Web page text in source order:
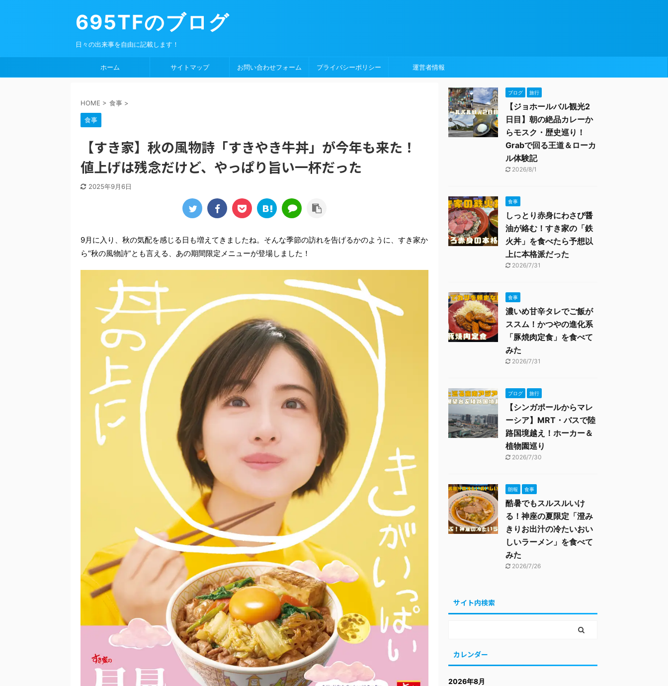
695TFのブログ
日々の出来事を自由に記載します！
ホーム サイトマップ お問い合わせフォーム プライバシーポリシー 運営者情報
HOME > 食事 >
食事
【すき家】秋の風物詩「すきやき牛丼」が今年も来た！
値上げは残念だけど、やっぱり旨い一杯だった
2025年9月6日
9月に入り、秋の気配を感じる日も増えてきましたね。そんな季節の訪れを告げるかのように、すき家か
ら“秋の風物詩”とも言える、あの期間限定メニューが登場しました！
ブログ 旅行
【ジョホールバル観光2
日目】朝の絶品カレーか
らモスク・歴史巡り！
Grabで回る王道＆ローカ
ル体験記
2026/8/1
食事
しっとり赤身にわさび醤
油が絡む！すき家の「鉄
火丼」を食べたら予想以
上に本格派だった
2026/7/31
食事
濃いめ甘辛タレでご飯が
ススム！かつやの進化系
「豚焼肉定食」を食べて
みた
2026/7/31
ブログ 旅行
【シンガポールからマレ
ーシア】MRT・バスで陸
路国境越え！ホーカー＆
植物園巡り
2026/7/30
朗報 食事
酷暑でもスルスルいけ
る！神座の夏限定「澄み
きりお出汁の冷たいおい
しいラーメン」を食べて
みた
2026/7/26
サイト内検索
カレンダー
2026年8月